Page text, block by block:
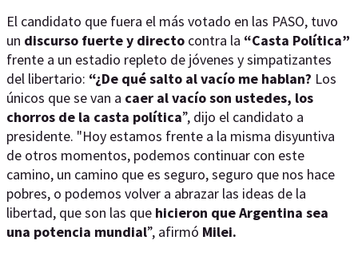
El candidato que fuera el más votado en las PASO, tuvo
un discurso fuerte y directo contra la “Casta Política”
frente a un estadio repleto de jóvenes y simpatizantes
del libertario: “¿De qué salto al vacío me hablan? Los
únicos que se van a caer al vacío son ustedes, los
chorros de la casta política”, dijo el candidato a
presidente. "Hoy estamos frente a la misma disyuntiva
de otros momentos, podemos continuar con este
camino, un camino que es seguro, seguro que nos hace
pobres, o podemos volver a abrazar las ideas de la
libertad, que son las que hicieron que Argentina sea
una potencia mundial”, afirmó Milei.